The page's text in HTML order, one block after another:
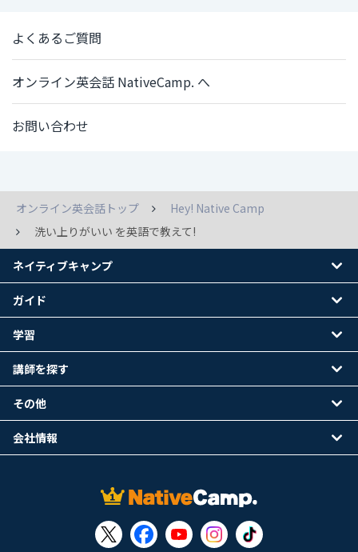
よくあるご質問
オンライン英会話 NativeCamp. へ
お問い合わせ
オンライン英会話トップ
Hey! Native Camp
洗い上りがいい を英語で教えて!
ネイティブキャンプ
ガイド
学習
講師を探す
その他
会社情報